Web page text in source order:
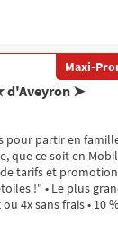
Maxi-
d'Aveyron ➤
pour partir en
que ce soit en
tarifs et
!" • Le plus
4x sans frais • 10